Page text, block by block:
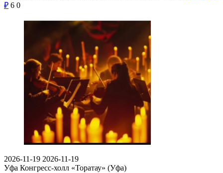
₽ 6 0
2026-11-19 2026-11-19
Уфа Конгресс-холл «Торатау» (Уфа)